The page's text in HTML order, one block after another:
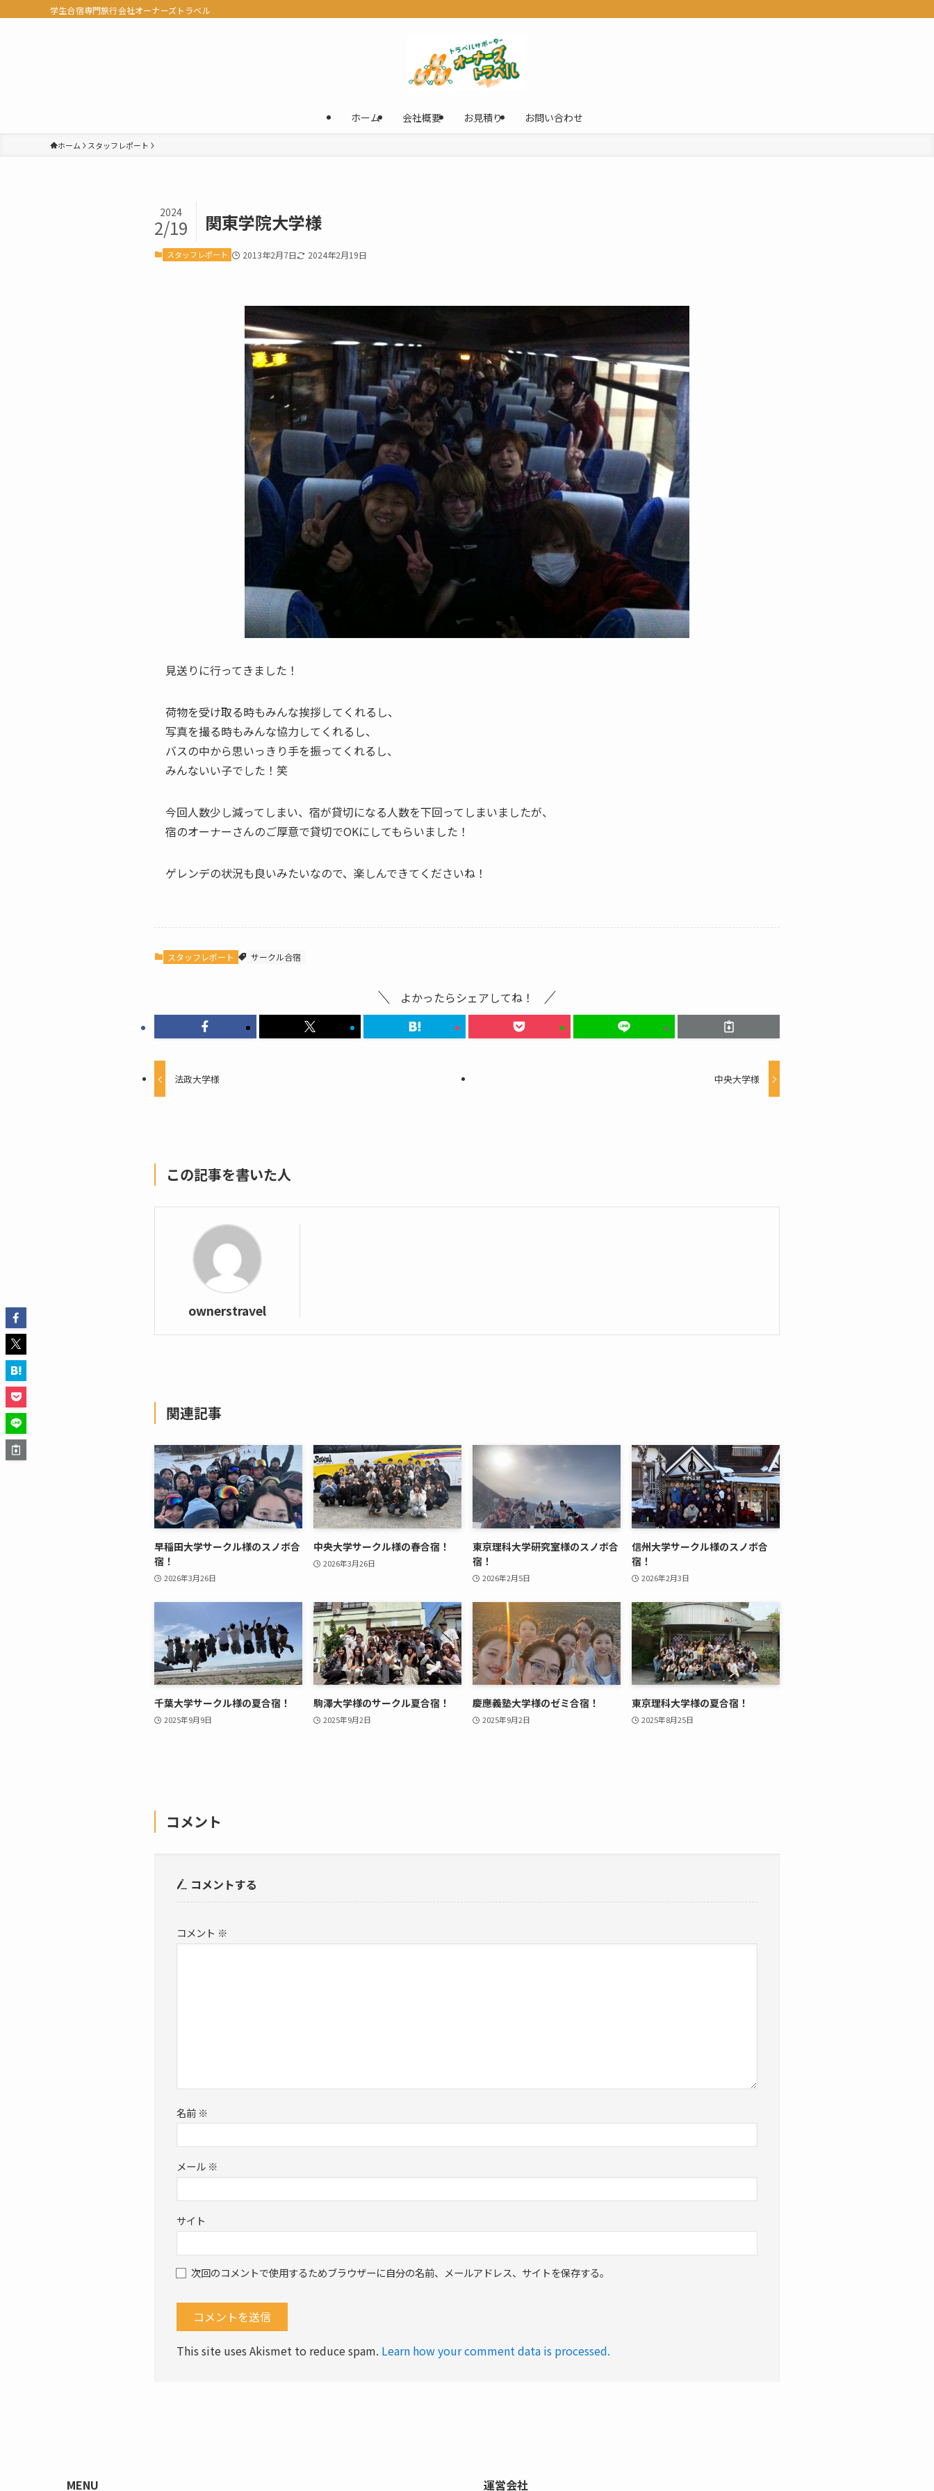
学生合宿専門旅行会社オーナーズトラベル
ホーム 会社概要 お見積り お問い合わせ
ホーム スタッフレポート
関東学院大学様
2024
2/19
スタッフレポート 2013年2月7日 2024年2月19日
見送りに行ってきました！
荷物を受け取る時もみんな挨拶してくれるし、
写真を撮る時もみんな協力してくれるし、
バスの中から思いっきり手を振ってくれるし、
みんないい子でした！笑
今回人数少し減ってしまい、宿が貸切になる人数を下回ってしまいましたが、
宿のオーナーさんのご厚意で貸切でOKにしてもらいました！
ゲレンデの状況も良いみたいなので、楽しんできてくださいね！
スタッフレポート サークル合宿
よかったらシェアしてね！
法政大学様 中央大学様
この記事を書いた人
ownerstravel
関連記事
早稲田大学サークル様のスノボ合
宿！
2026年3月26日
中央大学サークル様の春合宿！
2026年3月26日
東京理科大学研究室様のスノボ合
宿！
2026年2月5日
信州大学サークル様のスノボ合
宿！
2026年2月3日
千葉大学サークル様の夏合宿！
2025年9月9日
駒澤大学様のサークル夏合宿！
2025年9月2日
慶應義塾大学様のゼミ合宿！
2025年9月2日
東京理科大学様の夏合宿！
2025年8月25日
コメント
コメントする
コメント ※
名前 ※
メール ※
サイト
次回のコメントで使用するためブラウザーに自分の名前、メールアドレス、サイトを保存する。
This site uses Akismet to reduce spam. Learn how your comment data is processed.
MENU 運営会社